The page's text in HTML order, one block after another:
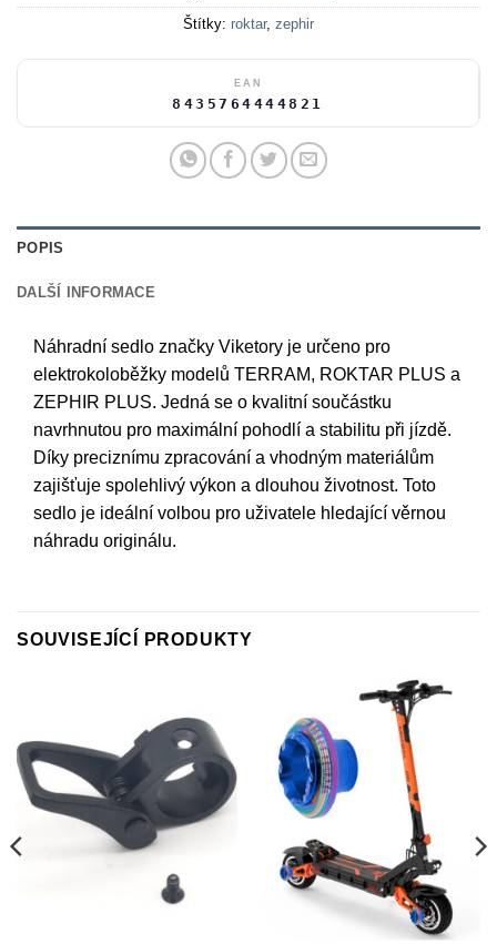
Štítky: roktar, zephir
EAN
8435764444821
POPIS
DALŠÍ INFORMACE
Náhradní sedlo značky Viketory je určeno pro
elektrokoloběžky modelů TERRAM, ROKTAR PLUS a
ZEPHIR PLUS. Jedná se o kvalitní součástku
navrhnutou pro maximální pohodlí a stabilitu při jízdě.
Díky preciznímu zpracování a vhodným materiálům
zajišťuje spolehlivý výkon a dlouhou životnost. Toto
sedlo je ideální volbou pro uživatele hledající věrnou
náhradu originálu.
SOUVISEJÍCÍ PRODUKTY